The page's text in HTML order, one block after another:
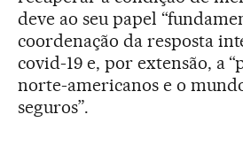
deve ao seu papel
coordenação da resposta
covid-19 e, por extensão, a
norte-americanos e o
seguros”.